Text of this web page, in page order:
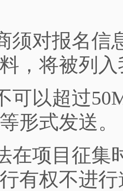
须对报名信
，将被列
可以超过
形式发送。
在项目征集
有权不进